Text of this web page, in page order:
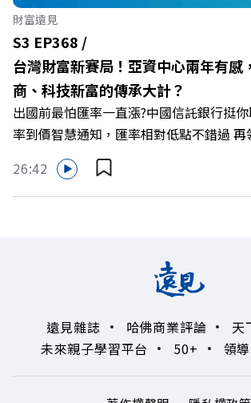
🔺最有人情味的文化橋梁！從社會創新到
共好實踐 主持人／遠見雜誌副社長兼遠見
興 與談人／遠東SOGO百貨董事長 黃晴雯
袋的盲點，也順手理清生活的雜亂。 點開
https://gvmkt.pse.is/9al3px ✨關注《遠見
LINE：https://reurl.cc/A4ELQp IG：
https://bit.ly/3AjBWNV YT：https://
Powered by Firstory Hosting
財富遠見
S3 EP368 /
台灣財富新賽局！亞資中心兩年有感
商、科技新富的傳承大計？
出國前最怕匯率一直漲?中國信託銀行挺
率到價智慧通知，匯率相對低點不錯過 再
最高減3分等優惠 立即設定： https://
投資外幣如幣別轉換可能產生匯兌損失，
況審慎投資。 完整注意事項詳見網站資
在政府力推「亞洲資產管理中心」政策、
年的關鍵時刻，台灣的投信、信託與財富
到遠見資深主編廖君雅，帶你解析這場台
財富版圖重組。 🔺資產管理大躍進！台灣
金融重鎮？ 🔺不只是口號！主動式ETF與
何引爆市場？ 🔺打破「富不過三代」魔咒
26:42
遠見雜誌 哈佛商業評論
天
未來親子學習平台
50+ 領